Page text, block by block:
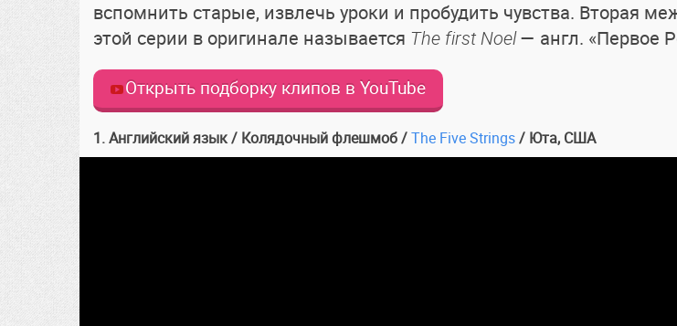
вспомнить старые, извлечь уроки и пробудить чувства. Вторая
этой серии в оригинале называется The first Noel— англ. «Первое
Открыть подборку клипов в YouTube
1. Английский язык / Колядочный флешмоб / The Five Strings / Юта, США